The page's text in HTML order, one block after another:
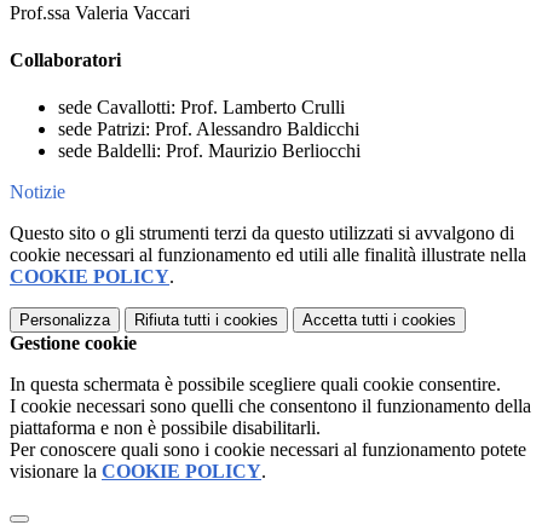
Prof.ssa Valeria Vaccari
Collaboratori
sede Cavallotti: Prof. Lamberto Crulli
sede Patrizi: Prof. Alessandro Baldicchi
sede Baldelli: Prof. Maurizio Berliocchi
Notizie
Questo sito o gli strumenti terzi da questo utilizzati si avvalgono di
cookie necessari al funzionamento ed utili alle finalità illustrate nella
COOKIE POLICY.
Personalizza Rifiuta tutti i cookies Accetta tutti i cookies
Gestione cookie
In questa schermata è possibile scegliere quali cookie consentire.
I cookie necessari sono quelli che consentono il funzionamento della
piattaforma e non è possibile disabilitarli.
Per conoscere quali sono i cookie necessari al funzionamento potete
visionare la COOKIE POLICY.